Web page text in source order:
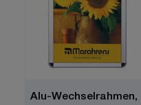
Alu-Wechselrahmen,